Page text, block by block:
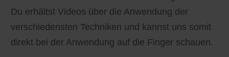
Du erhältst Videos über die Anwendung der
verschiedensten Techniken und kannst uns somit
direkt bei der Anwendung auf die Finger schauen.